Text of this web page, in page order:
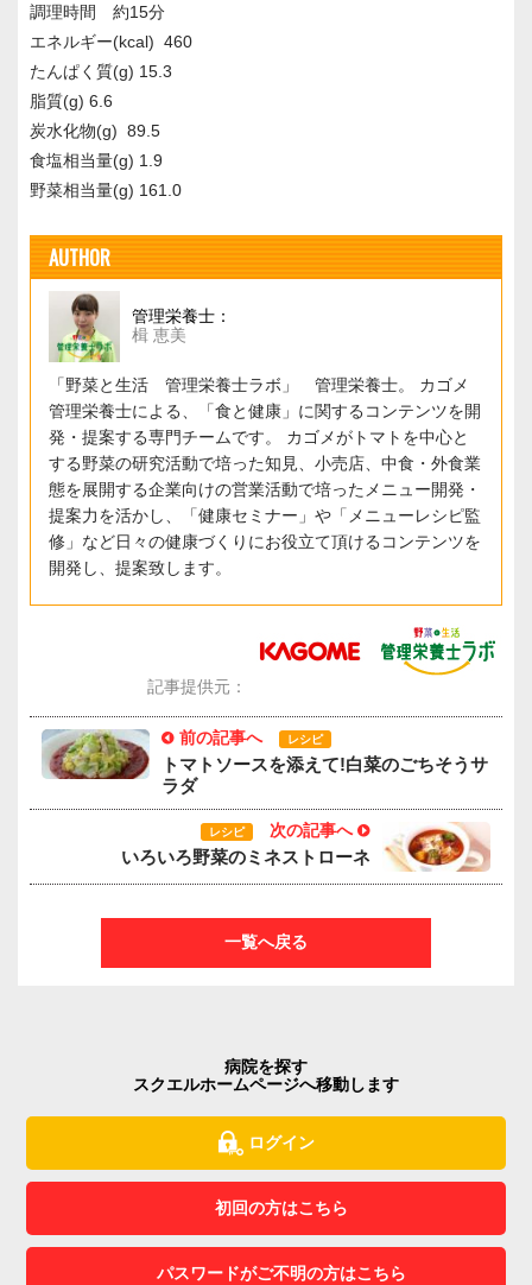
調理時間 約15分
エネルギー(kcal) 460
たんぱく質(g) 15.3
脂質(g) 6.6
炭水化物(g) 89.5
食塩相当量(g) 1.9
野菜相当量(g) 161.0
AUTHOR
管理栄養士：
楫 恵美
「野菜と生活 管理栄養士ラボ」 管理栄養士。 カゴメ
管理栄養士による、「食と健康」に関するコンテンツを開
発・提案する専門チームです。 カゴメがトマトを中心と
する野菜の研究活動で培った知見、小売店、中食・外食業
態を展開する企業向けの営業活動で培ったメニュー開発・
提案力を活かし、「健康セミナー」や「メニューレシピ監
修」など日々の健康づくりにお役立て頂けるコンテンツを
開発し、提案致します。
記事提供元：
前の記事へ レシピ
トマトソースを添えて!白菜のごちそうサ
ラダ
レシピ 次の記事へ
いろいろ野菜のミネストローネ
一覧へ戻る
病院を探す
スクエルホームページへ移動します
ログイン
初回の方はこちら
パスワードがご不明の方はこちら